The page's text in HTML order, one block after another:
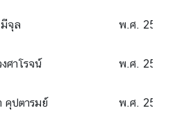
จุล พ.ศ. 2522 –
ศาโรจน์ พ.ศ. 2524 –
ปตารมย์ พ.ศ. 2528 –